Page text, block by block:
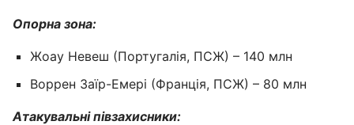
Опорна зона:
Жоау Невеш (Португалія, ПСЖ) – 140 млн
Воррен Заїр-Емері (Франція, ПСЖ) – 80 млн
Атакувальні півзахисники: